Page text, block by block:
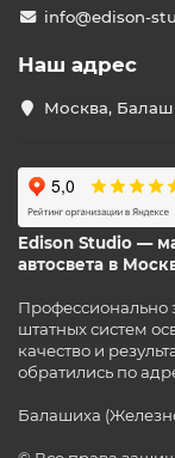
info@edison-
Наш адрес
Москва,
Edison Studio —
автосвета в
Профессионально
штатных систем
качество и
обратились по
Балашиха